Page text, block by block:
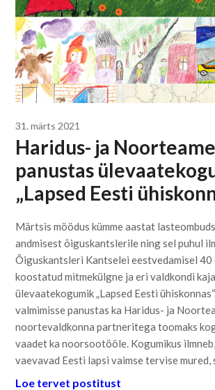
31. märts 2021
Haridus- ja
panustas
„Lapsed Eesti
Märtsis möödus kümme aastat
andmisest õiguskantslerile ning sel puhul
Õiguskantsleri Kantselei eestvedamisel 40
koostatud mitmekülgne ja eri valdkondi
ülevaatekogumik „Lapsed Eesti
valmimisse panustas ka Haridus- ja
noortevaldkonna partneritega toomaks
vaadet ka noorsootööle. Kogumikus
vaevavad Eesti lapsi vaimse tervise mured,
Loe tervet postitust